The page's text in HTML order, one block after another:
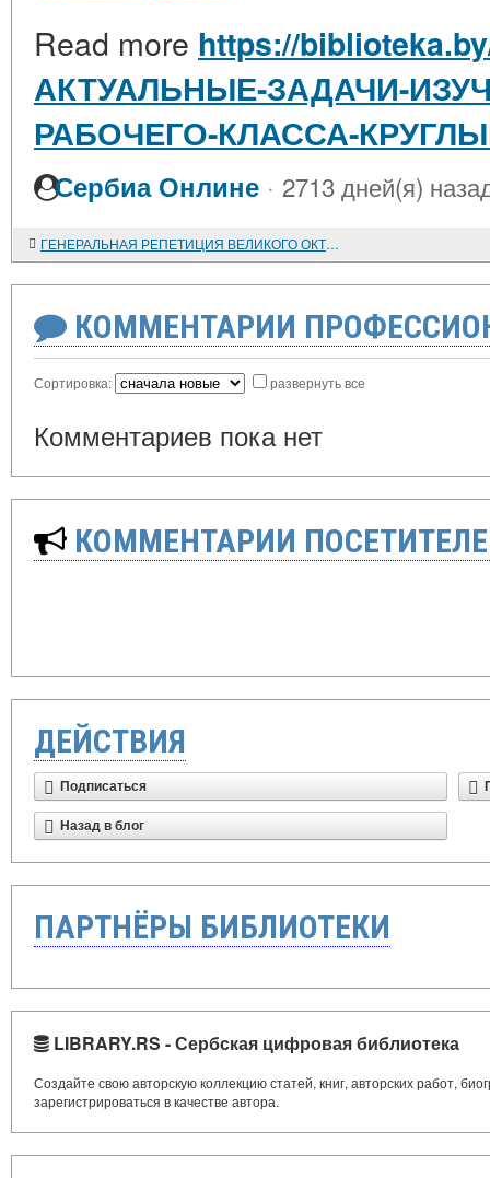
Read more https://
АКТУАЛЬНЫЕ-ЗАДАЧИ-
РАБОЧЕГО-КЛАССА-
Сербиа Онлине · 2713 дней(я)
ГЕНЕРАЛЬНАЯ РЕПЕТИЦИЯ ВЕЛИКОГО ОКТЯБРЯ. ПЕРВАЯ БУРЖУАЗНО-ДЕМОКРАТИЧЕСКАЯ РЕВОЛЮЦИЯ В РОССИИ
КОММЕНТАРИИ
Сортировка: развернуть все
Комментариев пока нет
КОММЕНТАРИИ
ДЕЙСТВИЯ
Подписаться
Назад в блог
ПАРТНЁРЫ БИБЛИОТЕКИ
LIBRARY.RS - Сербская цифровая библиотека
Создайте свою авторскую коллекцию статей, книг, авторских работ,
зарегистрироваться в качестве автора.